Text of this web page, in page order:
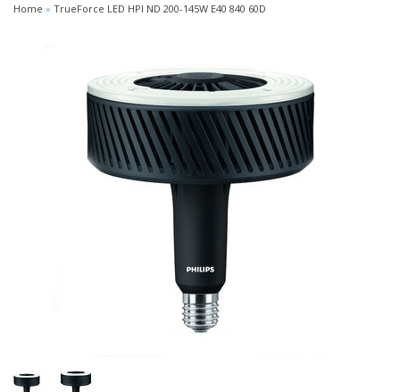
Home » TrueForce LED HPI ND 200-145W E40 840 60D